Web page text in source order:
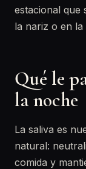
estacional que
la nariz o en la
Qué le
la noche
La saliva es
natural:
comida y